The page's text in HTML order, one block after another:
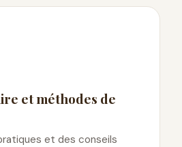
et méthodes de
et des conseils